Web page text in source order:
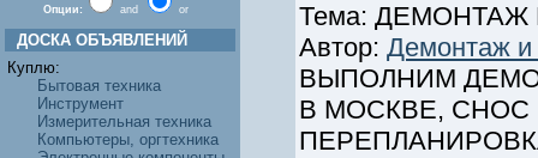
Опции: and or
ДОСКА ОБЪЯВЛЕНИЙ
Куплю:
Бытовая техника
Инструмент
Измерительная техника
Компьютеры, оргтехника
Тема:
Автор: Демонтаж и
ВЫПОЛНИМ
В МОСКВЕ, СНОС
ПЕРЕПЛАНИРОВКА